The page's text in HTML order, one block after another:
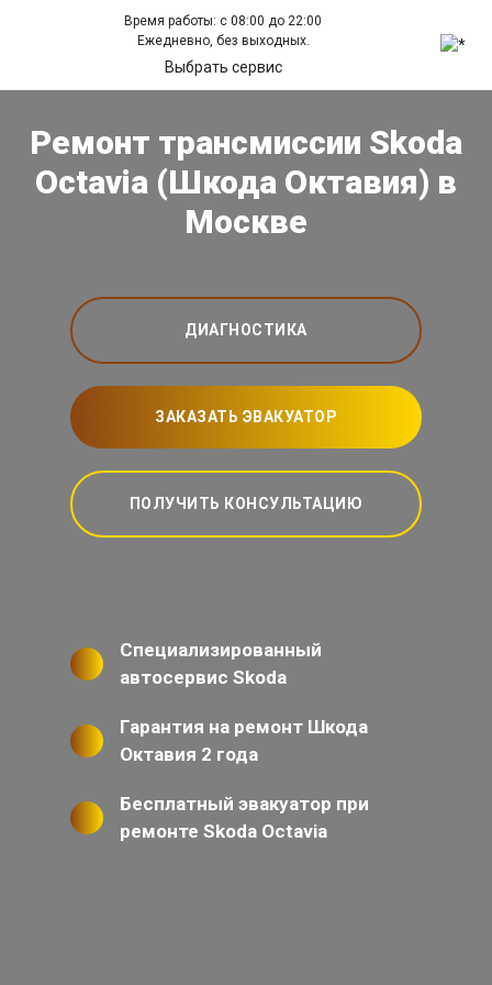
Время работы: с 08:00 до 22:00
Ежедневно, без выходных.
Выбрать сервис
Ремонт трансмиссии Skoda
Octavia (Шкода Октавия) в
Москве
ДИАГНОСТИКА
ЗАКАЗАТЬ ЭВАКУАТОР
ПОЛУЧИТЬ КОНСУЛЬТАЦИЮ
Специализированный
автосервис Skoda
Гарантия на ремонт Шкода
Октавия 2 года
Бесплатный эвакуатор при
ремонте Skoda Octavia